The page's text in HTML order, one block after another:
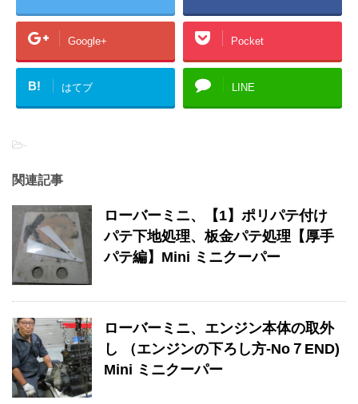
Google+ Pocket
B! はてブ LINE
-
関連記事
ローバーミニ、【1】ポリパテ付け
パテ下地処理、板金パテ処理【厚手
パテ編】Mini ミニクーパー
ローバーミニ、エンジン本体の取外
し （エンジンの下ろし方-No７END)
Mini ミニクーパー